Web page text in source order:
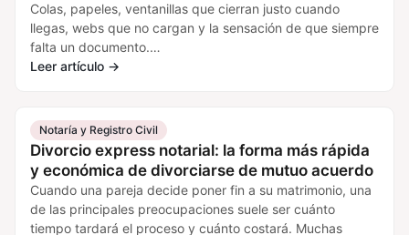
Colas, papeles, ventanillas que cierran justo cuando
llegas, webs que no cargan y la sensación de que siempre
falta un documento.…
Leer artículo →
Notaría y Registro Civil
Divorcio express notarial: la forma más rápida
y económica de divorciarse de mutuo acuerdo
Cuando una pareja decide poner fin a su matrimonio, una
de las principales preocupaciones suele ser cuánto
tiempo tardará el proceso y cuánto costará. Muchas